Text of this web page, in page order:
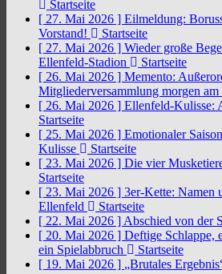
Startseite
[ 27. Mai 2026 ] Eilmeldung:
Vorstand!
Startseite
[ 27. Mai 2026 ] Wieder große
Ellenfeld-Stadion
Startseite
[ 26. Mai 2026 ] Memento:
Mitgliederversammlung morgen
[ 26. Mai 2026 ] Ellenfeld-Kulisse:
Startseite
[ 25. Mai 2026 ] Emotionaler
Kulisse
Startseite
[ 23. Mai 2026 ] Die vier
Startseite
[ 23. Mai 2026 ] 3er-Kette: Namen
Ellenfeld
Startseite
[ 22. Mai 2026 ] Abschied von der
[ 20. Mai 2026 ] Deftige Schlappe,
ein Spielabbruch
Startseite
[ 19. Mai 2026 ] „Brutales